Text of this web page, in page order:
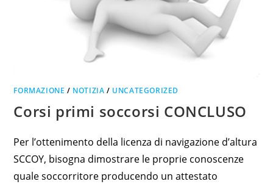
FORMAZIONE / NOTIZIA / UNCATEGORIZED
Corsi primi soccorsi CONCLUSO
Per l’ottenimento della licenza di navigazione d’altura
SCCOY, bisogna dimostrare le proprie conoscenze
quale soccorritore producendo un attestato